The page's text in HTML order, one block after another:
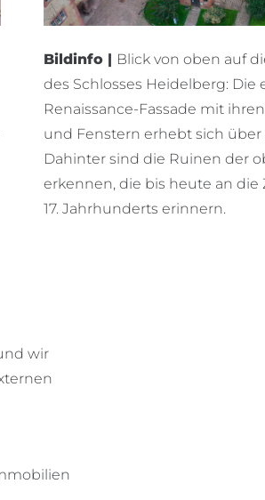
Bildinfo | Blick von oben auf
des Schlosses Heidelberg: Die
Renaissance-Fassade mit
und Fenstern erhebt sich über
Dahinter sind die Ruinen der
erkennen, die bis heute an die
17. Jahrhunderts erinnern.
wir